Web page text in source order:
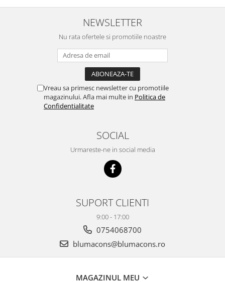
NEWSLETTER
Nu rata ofertele si promotiile noastre
Vreau sa primesc newsletter cu promotiile
magazinului. Afla mai multe in Politica de
Confidentialitate
SOCIAL
Urmareste-ne in social media
SUPORT CLIENTI
9:00 - 17:00
0754068700
blumacons@blumacons.ro
MAGAZINUL MEU